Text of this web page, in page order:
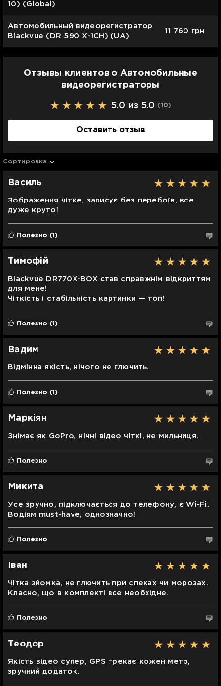
10) (Global)
Автомобильный видеорегистратор
Blackvue (DR 590 X-1CH) (UA)
11 760 грн
Отзывы клиентов о Автомобильные
видеорегистраторы
5.0 из 5.0 (10)
Оставить отзыв
Сортировка
Василь
Зображення чітке, записує без перебоїв, все
дуже круто!
Полезно (1)
Тимофій
Blackvue DR770X-BOX став справжнім відкриттям
для мене!
Чіткість і стабільність картинки — топ!
Полезно (1)
Вадим
Відмінна якість, нічого не глючить.
Полезно (1)
Маркіян
Знімає як GoPro, нічні відео чіткі, не мильниця.
Полезно
Микита
Усе зручно, підключається до телефону, є Wi-Fi.
Водіям must-have, однозначно!
Полезно
Іван
Чітка зйомка, не глючить при спеках чи морозах.
Класно, що в комплекті все необхідне.
Полезно
Теодор
Якість відео супер, GPS трекає кожен метр,
зручний додаток.